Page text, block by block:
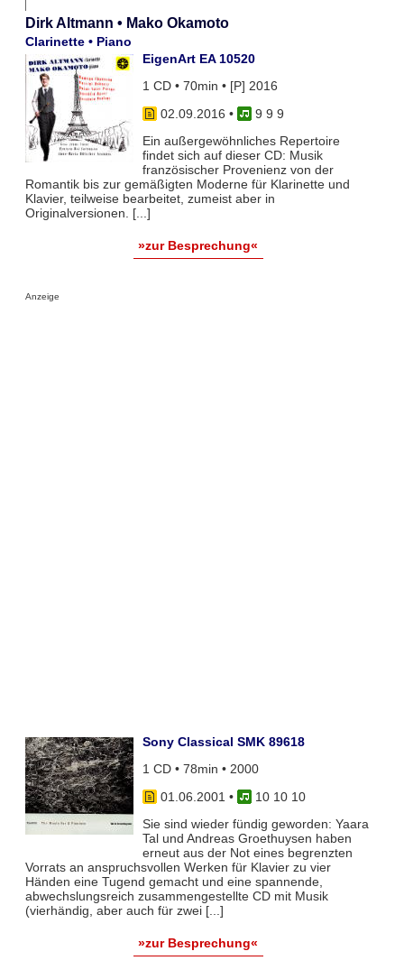
Dirk Altmann • Mako Okamoto
Clarinette • Piano
EigenArt EA 10520
1 CD • 70min • [P] 2016
02.09.2016 •
9 9 9
Ein außergewöhnliches Repertoire
findet sich auf dieser CD: Musik
französischer Provenienz von der
Romantik bis zur gemäßigten Moderne für Klarinette und
Klavier, teilweise bearbeitet, zumeist aber in
Originalversionen. [...]
»zur Besprechung«
Anzeige
Sony Classical SMK 89618
1 CD • 78min • 2000
01.06.2001 •
10 10 10
Sie sind wieder fündig geworden: Yaara
Tal und Andreas Groethuysen haben
erneut aus der Not eines begrenzten
Vorrats an anspruchsvollen Werken für Klavier zu vier
Händen eine Tugend gemacht und eine spannende,
abwechslungsreich zusammengestellte CD mit Musik
(vierhändig, aber auch für zwei [...]
»zur Besprechung«